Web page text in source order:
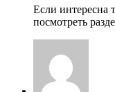
Если интересна
посмотреть